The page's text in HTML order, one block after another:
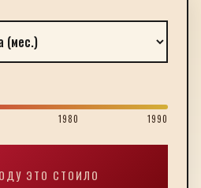
1980 1990
ЭТО СТОИЛО